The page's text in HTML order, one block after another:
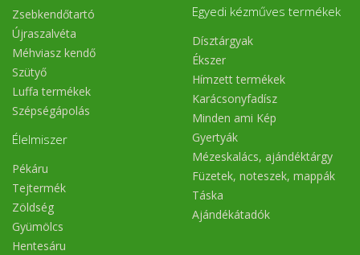
Zsebkendőtartó
Újraszalvéta
Méhviasz kendő
Szütyő
Luffa termékek
Szépségápolás
Élelmiszer
Pékáru
Tejtermék
Zöldség
Gyümölcs
Hentesáru
Egyedi kézműves termékek
Dísztárgyak
Ékszer
Hímzett termékek
Karácsonyfadísz
Minden ami Kép
Gyertyák
Mézeskalács, ajándéktárgy
Füzetek, noteszek, mappák
Táska
Ajándékátadók